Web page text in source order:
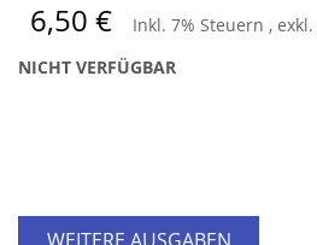
6,50 € Inkl. 7% Steuern , exkl.
NICHT VERFÜGBAR